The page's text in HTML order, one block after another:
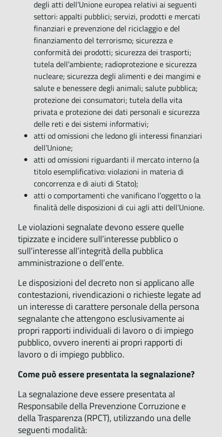
degli atti dell’Unione europea relativi ai seguenti
settori: appalti pubblici; servizi, prodotti e mercati
finanziari e prevenzione del riciclaggio e del
finanziamento del terrorismo; sicurezza e
conformità dei prodotti; sicurezza dei trasporti;
tutela dell’ambiente; radioprotezione e sicurezza
nucleare; sicurezza degli alimenti e dei mangimi e
salute e benessere degli animali; salute pubblica;
protezione dei consumatori; tutela della vita
privata e protezione dei dati personali e sicurezza
delle reti e dei sistemi informativi;
atti od omissioni che ledono gli interessi finanziari
dell’Unione;
atti od omissioni riguardanti il mercato interno (a
titolo esemplificativo: violazioni in materia di
concorrenza e di aiuti di Stato);
atti o comportamenti che vanificano l’oggetto o la
finalità delle disposizioni di cui agli atti dell’Unione.
Le violazioni segnalate devono essere quelle
tipizzate e incidere sull’interesse pubblico o
sull’interesse all’integrità della pubblica
amministrazione o dell’ente.
Le disposizioni del decreto non si applicano alle
contestazioni, rivendicazioni o richieste legate ad
un interesse di carattere personale della persona
segnalante che attengono esclusivamente ai
propri rapporti individuali di lavoro o di impiego
pubblico, ovvero inerenti ai propri rapporti di
lavoro o di impiego pubblico.
Come può essere presentata la segnalazione?
La segnalazione deve essere presentata al
Responsabile della Prevenzione Corruzione e
della Trasparenza (RPCT), utilizzando una delle
seguenti modalità: